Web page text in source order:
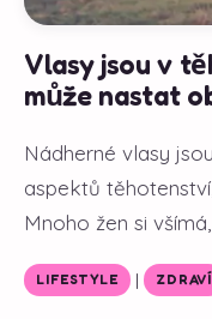
Vlasy jsou v
může nastat
Nádherné vlasy
aspektů
Mnoho žen si
LIFESTYLE | ZDRAVÍ